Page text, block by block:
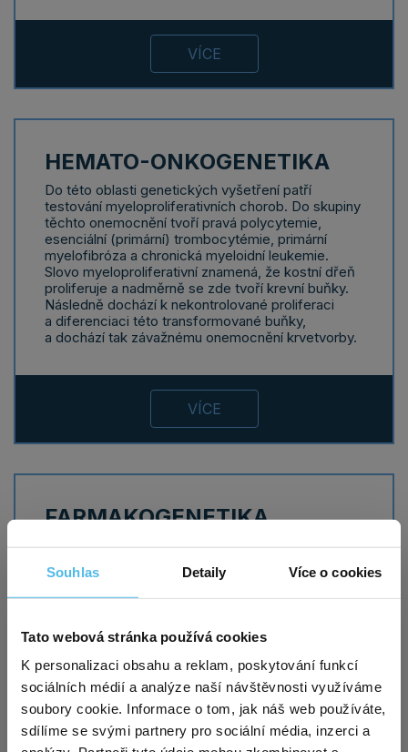
Souhlas Detaily Více o cookies
Tato webová stránka používá cookies
K personalizaci obsahu a reklam, poskytování funkcí
sociálních médií a analýze naší návštěvnosti využíváme
soubory cookie. Informace o tom, jak náš web používáte,
sdílíme se svými partnery pro sociální média, inzerci a
VÍCE
HEMATO-ONKOGENETIKA
Do této oblasti genetických vyšetření patří
testování myeloproliferativních chorob. Do skupiny
těchto onemocnění tvoří pravá polycytemie,
esenciální (primární) trombocytémie, primární
myelofibróza a chronická myeloidní leukemie.
Slovo myeloproliferativní znamená, že kostní dřeň
proliferuje a nadměrně se zde tvoří krevní buňky.
Následně dochází k nekontrolované proliferaci
a diferenciaci této transformované buňky,
a dochází tak závažnému onemocnění krvetvorby.
VÍCE
FARMAKOGENETIKA
Do této oblasti genetických vyšetření patří analýza
organismu, která je závislá na užívání klinicky
významných léků. Výsledek vyšetření je často
onemocnění.